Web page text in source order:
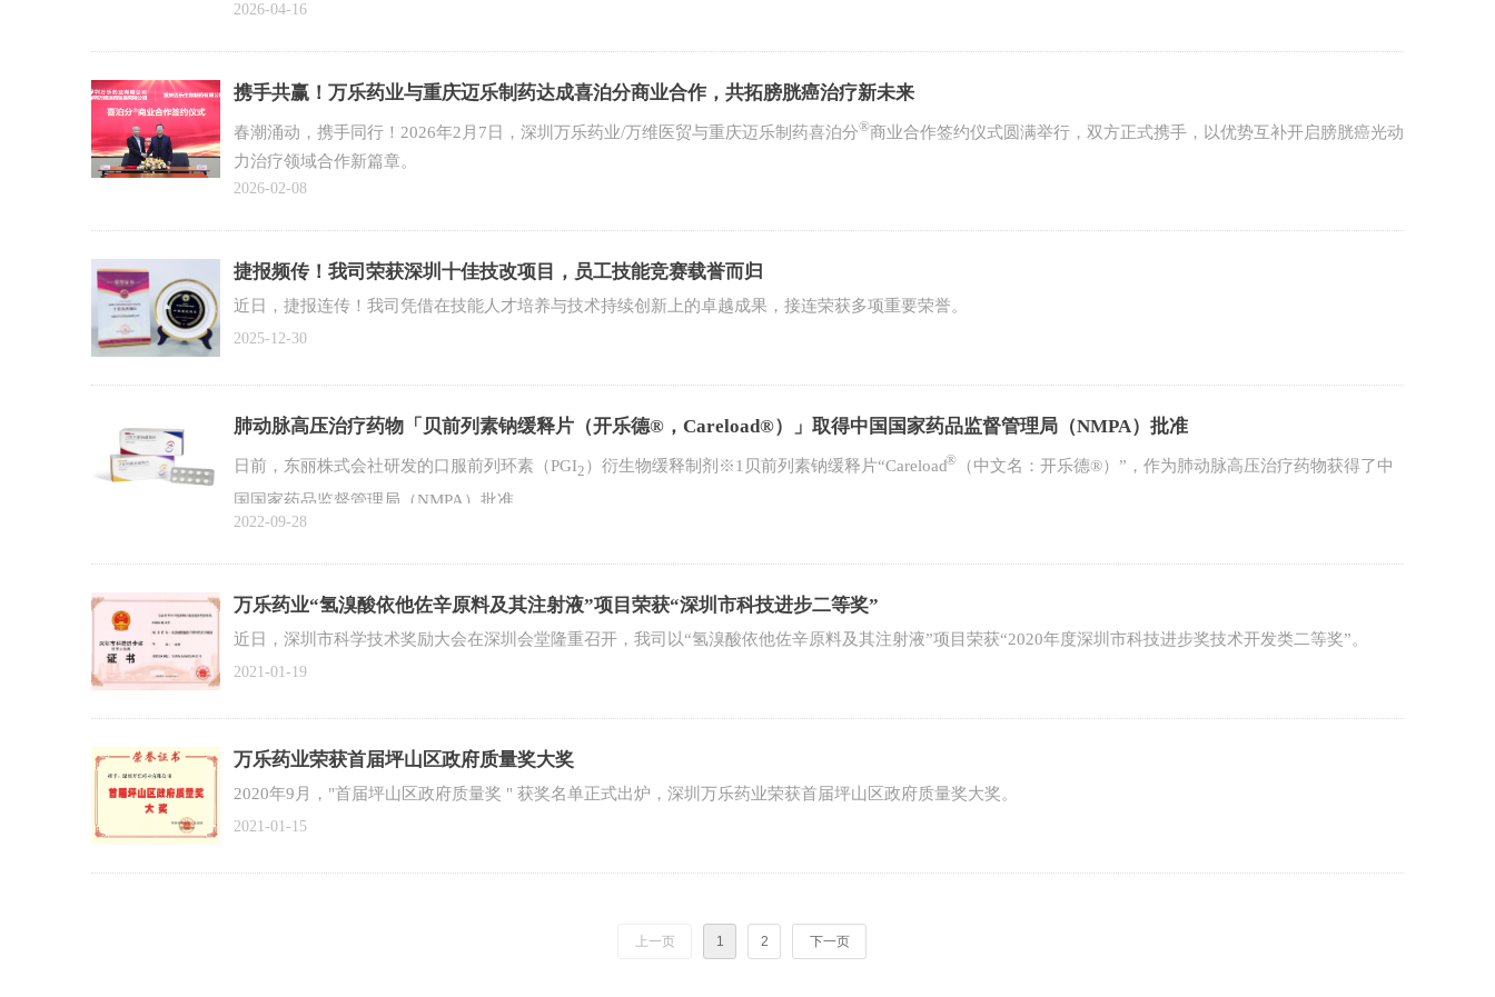
2026-04-16
携手共赢！万乐药业与重庆迈乐制药达成喜泊分商业合作，共拓膀胱癌治疗新未来
春潮涌动，携手同行！2026年2月7日，深圳万乐药业/万维医贸与重庆迈乐制药喜泊分®商业合作签约仪式圆满举行，双方正式携手，以优势互补开启膀胱癌光动
力治疗领域合作新篇章。
2026-02-08
捷报频传！我司荣获深圳十佳技改项目，员工技能竞赛载誉而归
近日，捷报连传！我司凭借在技能人才培养与技术持续创新上的卓越成果，接连荣获多项重要荣誉。
2025-12-30
肺动脉高压治疗药物「贝前列素钠缓释片（开乐德®，Careload®）」取得中国国家药品监督管理局（NMPA）批准
日前，东丽株式会社研发的口服前列环素（PGI2 ）衍生物缓释制剂※1贝前列素钠缓释片“Careload® （中文名：开乐德®）”，作为肺动脉高压治疗药物获得了中
国国家药品监督管理局（NMPA）批准。
2022-09-28
万乐药业“氢溴酸依他佐辛原料及其注射液”项目荣获“深圳市科技进步二等奖”
近日，深圳市科学技术奖励大会在深圳会堂隆重召开，我司以“氢溴酸依他佐辛原料及其注射液”项目荣获“2020年度深圳市科技进步奖技术开发类二等奖”。
2021-01-19
万乐药业荣获首届坪山区政府质量奖大奖
2020年9月，"首届坪山区政府质量奖 " 获奖名单正式出炉，深圳万乐药业荣获首届坪山区政府质量奖大奖。
2021-01-15
上一页 1 2 下一页